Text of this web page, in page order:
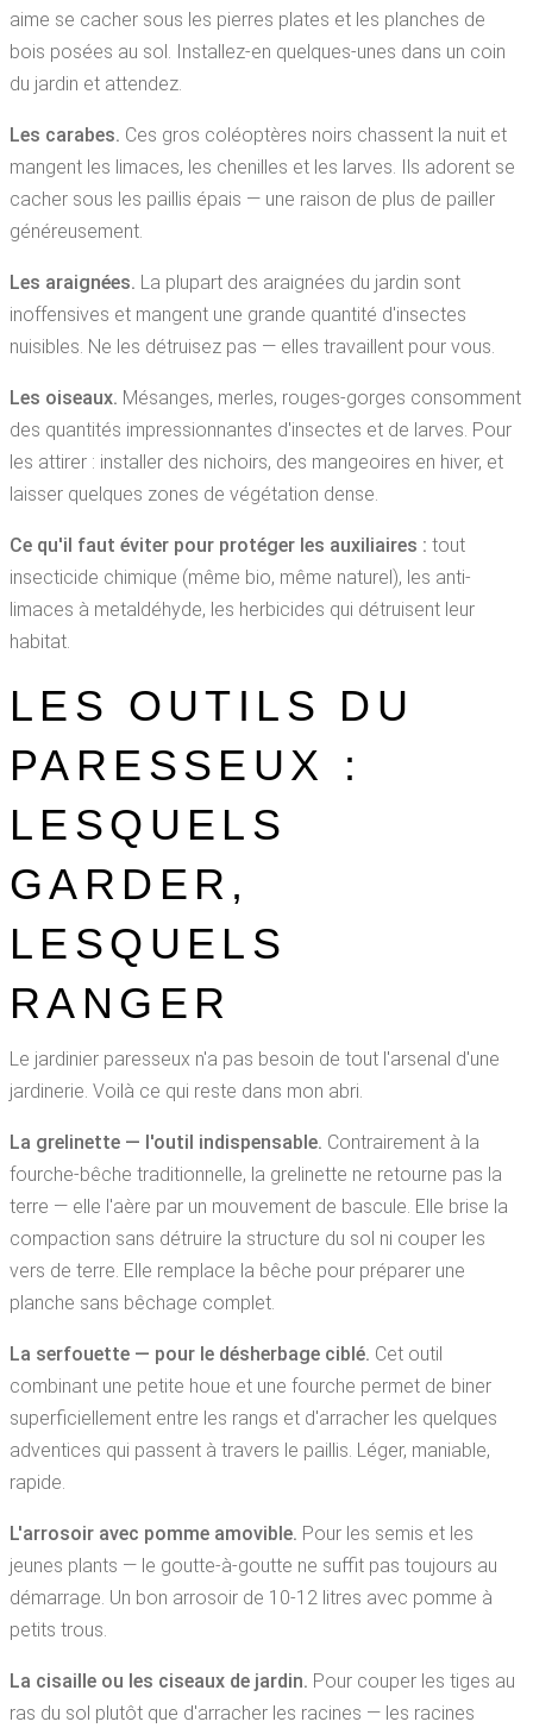
aime se cacher sous les pierres plates et les planches de
bois posées au sol. Installez-en quelques-unes dans un coin
du jardin et attendez.
Les carabes. Ces gros coléoptères noirs chassent la nuit et
mangent les limaces, les chenilles et les larves. Ils adorent se
cacher sous les paillis épais — une raison de plus de pailler
généreusement.
Les araignées. La plupart des araignées du jardin sont
inoffensives et mangent une grande quantité d'insectes
nuisibles. Ne les détruisez pas — elles travaillent pour vous.
Les oiseaux. Mésanges, merles, rouges-gorges consomment
des quantités impressionnantes d'insectes et de larves. Pour
les attirer : installer des nichoirs, des mangeoires en hiver, et
laisser quelques zones de végétation dense.
Ce qu'il faut éviter pour protéger les auxiliaires : tout
insecticide chimique (même bio, même naturel), les anti-
limaces à metaldéhyde, les herbicides qui détruisent leur
habitat.
LES OUTILS DU
PARESSEUX :
LESQUELS
GARDER,
LESQUELS
RANGER
Le jardinier paresseux n'a pas besoin de tout l'arsenal d'une
jardinerie. Voilà ce qui reste dans mon abri.
La grelinette — l'outil indispensable. Contrairement à la
fourche-bêche traditionnelle, la grelinette ne retourne pas la
terre — elle l'aère par un mouvement de bascule. Elle brise la
compaction sans détruire la structure du sol ni couper les
vers de terre. Elle remplace la bêche pour préparer une
planche sans bêchage complet.
La serfouette — pour le désherbage ciblé. Cet outil
combinant une petite houe et une fourche permet de biner
superficiellement entre les rangs et d'arracher les quelques
adventices qui passent à travers le paillis. Léger, maniable,
rapide.
L'arrosoir avec pomme amovible. Pour les semis et les
jeunes plants — le goutte-à-goutte ne suffit pas toujours au
démarrage. Un bon arrosoir de 10-12 litres avec pomme à
petits trous.
La cisaille ou les ciseaux de jardin. Pour couper les tiges au
ras du sol plutôt que d'arracher les racines — les racines